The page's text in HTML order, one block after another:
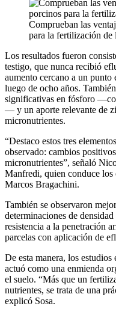
Comprueban las
para la fertilización de
Los resultados fueron
testigo, que nunca recibió
aumento cercano a un punto
luego de ocho años.
significativas en fósforo
— y un aporte relevante de
micronutrientes.
“Destaco estos tres
observado: cambios
micronutrientes”, señaló
Manfredi, quien conduce
Marcos Bragachini.
También se observaron
determinaciones de
resistencia a la penetración
parcelas con aplicación de
De esta manera, los
actuó como una enmienda
el suelo. “Más que un
nutrientes, se trata de una
explicó Sosa.